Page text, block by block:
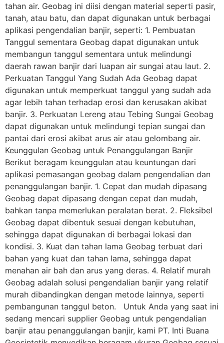
tahan air. Geobag ini diisi dengan material seperti pasir,
tanah, atau batu, dan dapat digunakan untuk berbagai
aplikasi pengendalian banjir, seperti: 1. Pembuatan
Tanggul sementara Geobag dapat digunakan untuk
membangun tanggul sementara untuk melindungi
daerah rawan banjir dari luapan air sungai atau laut. 2.
Perkuatan Tanggul Yang Sudah Ada Geobag dapat
digunakan untuk memperkuat tanggul yang sudah ada
agar lebih tahan terhadap erosi dan kerusakan akibat
banjir. 3. Perkuatan Lereng atau Tebing Sungai Geobag
dapat digunakan untuk melindungi tepian sungai dan
pantai dari erosi akibat arus air atau gelombang air.
Keunggulan Geobag untuk Penanggulangan Banjir
Berikut beragam keunggulan atau keuntungan dari
aplikasi pemasangan geobag dalam pengendalian dan
penanggulangan banjir. 1. Cepat dan mudah dipasang
Geobag dapat dipasang dengan cepat dan mudah,
bahkan tanpa memerlukan peralatan berat. 2. Fleksibel
Geobag dapat dibentuk sesuai dengan kebutuhan,
sehingga dapat digunakan di berbagai lokasi dan
kondisi. 3. Kuat dan tahan lama Geobag terbuat dari
bahan yang kuat dan tahan lama, sehingga dapat
menahan air bah dan arus yang deras. 4. Relatif murah
Geobag adalah solusi pengendalian banjir yang relatif
murah dibandingkan dengan metode lainnya, seperti
pembangunan tanggul beton. Untuk Anda yang saat ini
sedang mencari supplier Geobag untuk pengendalian
banjir atau penanggulangan banjir, kami PT. Inti Buana